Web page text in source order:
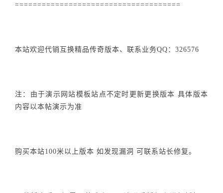
=====================================
本站欢迎代销互换精品传奇版本、联系业务QQ：326576
注：由于演示网站模板站点不定时更新更换版本 具体版本
内容以本帖演示为准
购买本站100米以上版本 如发现漏洞 可联系站长修复。